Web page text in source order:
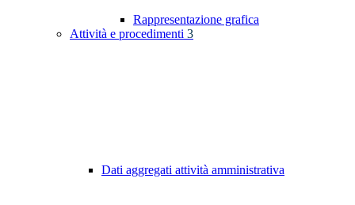
Rappresentazione grafica
Attività e procedimenti 3
Dati aggregati attività amministrativa